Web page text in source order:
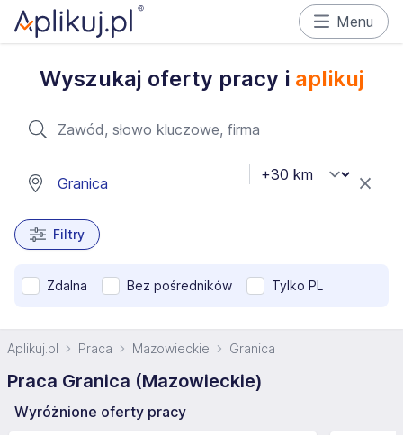
Menu
Wyszukaj oferty pracy i aplikuj
Filtry
Zdalna Bez pośredników Tylko PL
Aplikuj.pl Praca Mazowieckie Granica
Praca Granica (Mazowieckie)
Wyróżnione oferty pracy